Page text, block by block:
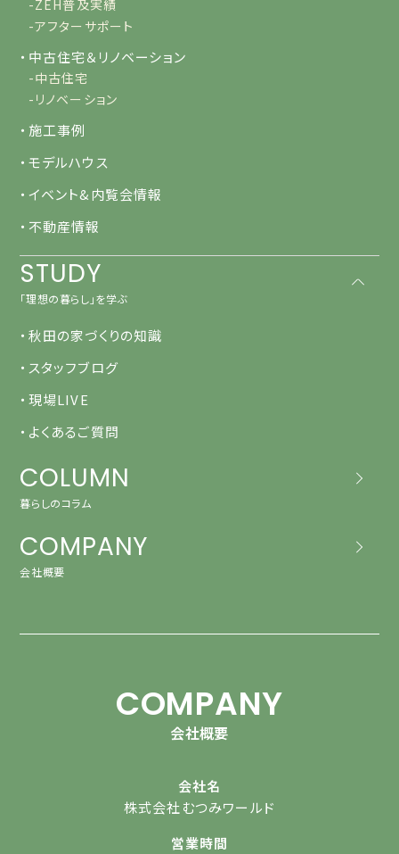
-ZEH普及実績
-アフターサポート
・中古住宅＆リノベーション
-中古住宅
-リノベーション
・施工事例
・モデルハウス
・イベント&内覧会情報
・不動産情報
STUDY
「理想の暮らし」を学ぶ
・秋田の家づくりの知識
・スタッフブログ
・現場LIVE
・よくあるご質問
COLUMN
暮らしのコラム
COMPANY
会社概要
COMPANY
会社概要
会社名
株式会社むつみワールド
営業時間